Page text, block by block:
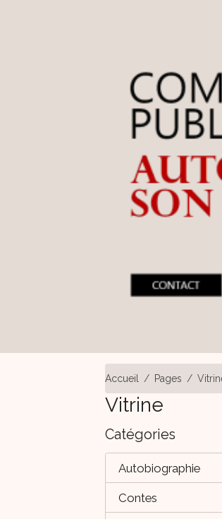
Accueil Pages
Vitrine
Catégories
Autobiographie
Contes